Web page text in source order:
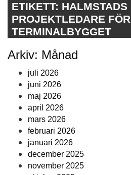
ETIKETT: HALMSTADS
PROJEKTLEDARE FÖR
TERMINALBYGGET
Arkiv: Månad
juli 2026
juni 2026
maj 2026
april 2026
mars 2026
februari 2026
januari 2026
december 2025
november 2025